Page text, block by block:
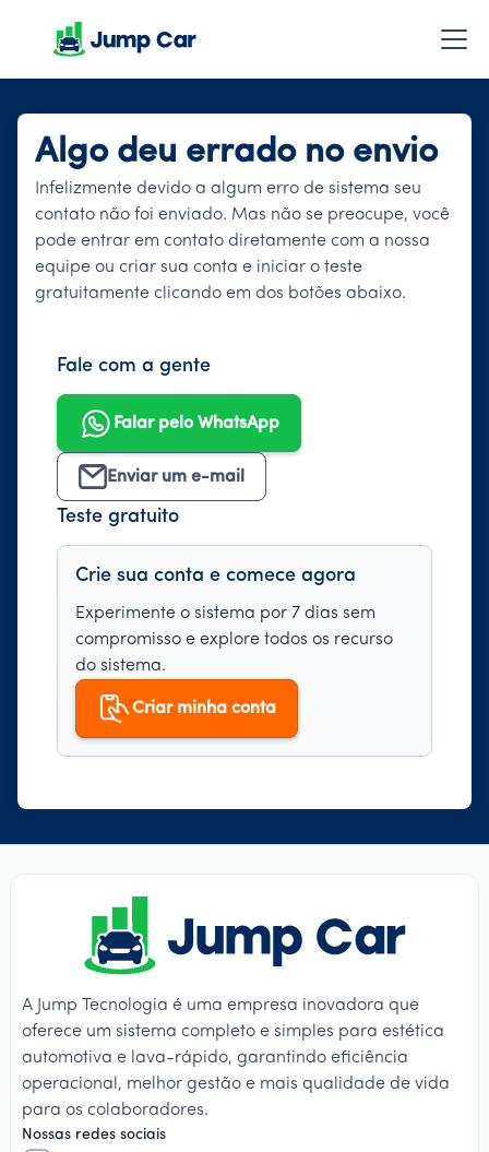
Algo deu errado no envio
Infelizmente devido a algum erro de sistema seu
contato não foi enviado. Mas não se preocupe, você
pode entrar em contato diretamente com a nossa
equipe ou criar sua conta e iniciar o teste
gratuitamente clicando em dos botões abaixo.
Fale com a gente
Falar pelo WhatsApp
Enviar um e-mail
Teste gratuito
Crie sua conta e comece agora
Experimente o sistema por 7 dias sem
compromisso e explore todos os recurso
do sistema.
Criar minha conta
A Jump Tecnologia é uma empresa inovadora que
oferece um sistema completo e simples para estética
automotiva e lava-rápido, garantindo eficiência
operacional, melhor gestão e mais qualidade de vida
para os colaboradores.
Nossas redes sociais